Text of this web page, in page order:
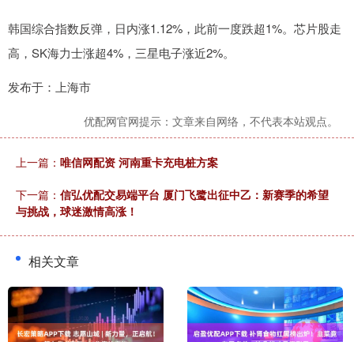
韩国综合指数反弹，日内涨1.12%，此前一度跌超1%。芯片股走
高，SK海力士涨超4%，三星电子涨近2%。
发布于：上海市
优配网官网提示：文章来自网络，不代表本站观点。
上一篇： 唯信网配资 河南重卡充电桩方案
下一篇： 信弘优配交易端平台 厦门飞鹭出征中乙：新赛季的希望
与挑战，球迷激情高涨！
相关文章